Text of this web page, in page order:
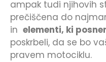
ampak tudi njihovih
prečiščena do
in elementi, ki
poskrbeli, da se bo
pravem motociklu.